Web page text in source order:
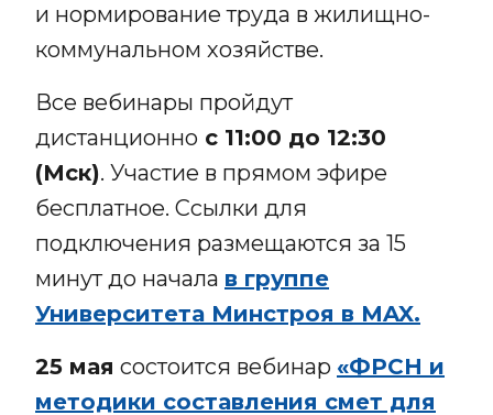
и нормирование труда в жилищно-
коммунальном хозяйстве.
Все вебинары пройдут
дистанционно с 11:00 до 12:30
(Мск). Участие в прямом эфире
бесплатное. Ссылки для
подключения размещаются за 15
минут до начала в группе
Университета Минстроя в MAX.
25 мая состоится вебинар «ФРСН и
методики составления смет для